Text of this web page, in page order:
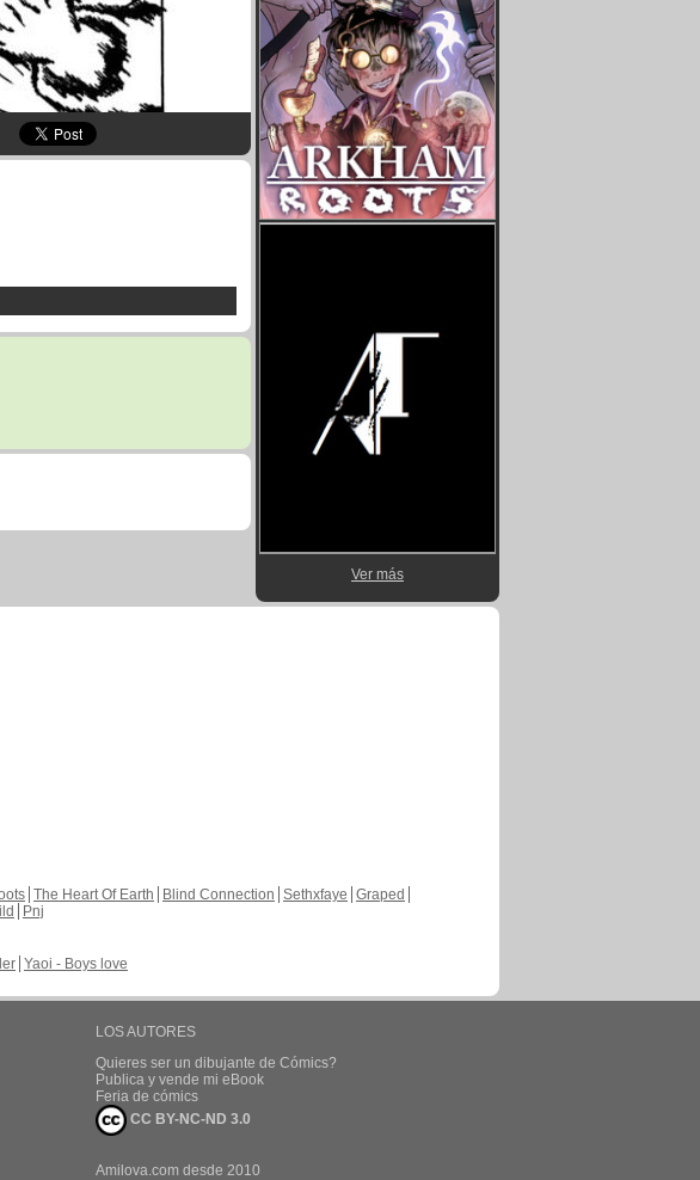
Ver más
The Heart Of Earth Blind Connection Sethxfaye Graped
Pnj
Yaoi - Boys love
LOS AUTORES
Quieres ser un dibujante de Cómics?
Publica y vende mi eBook
Feria de cómics
CC BY-NC-ND 3.0
Amilova.com desde 2010